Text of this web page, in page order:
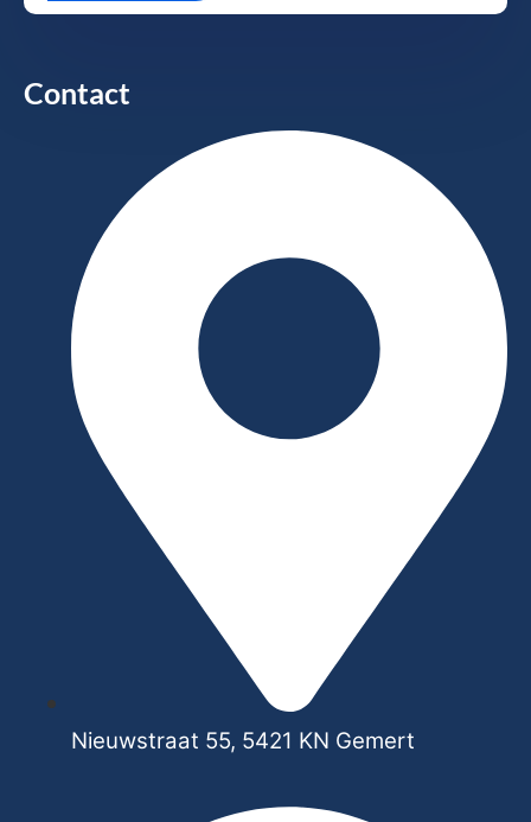
Contact
Nieuwstraat 55, 5421 KN Gemert